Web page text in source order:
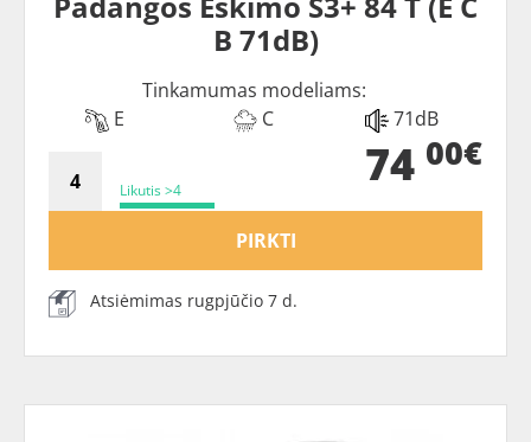
B 71dB)
Tinkamumas modeliams:
E
C 71dB
Likutis >4 74 00€
PIRKTI
Atsiėmimas rugpjūčio 7 d.